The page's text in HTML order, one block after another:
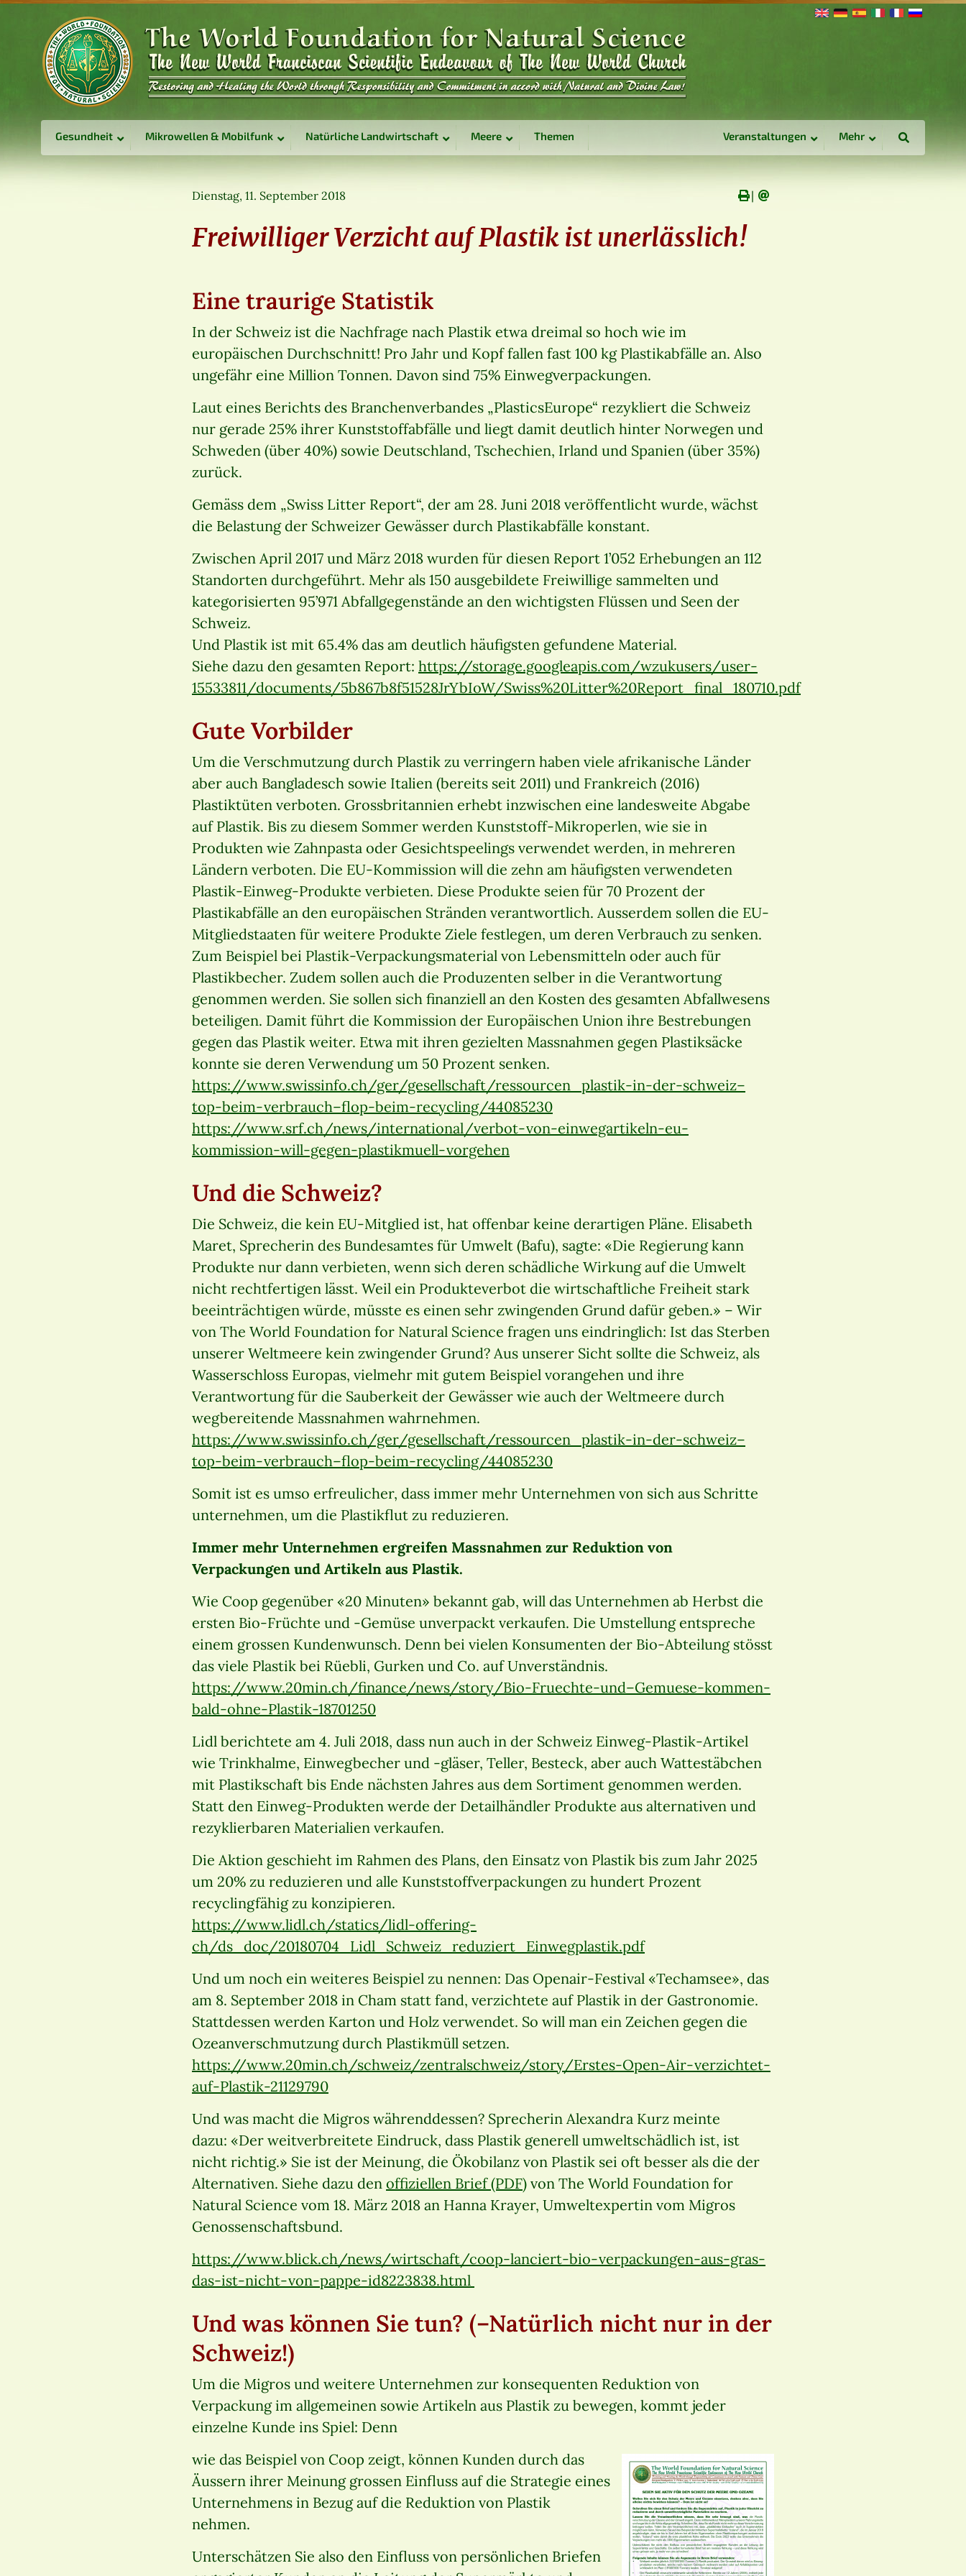
Gesundheit Mikrowellen & Mobilfunk Natürliche Landwirtschaft Meere Themen Veranstaltungen Mehr
Dienstag, 11. September 2018 ∣
Freiwilliger Verzicht auf Plastik ist unerlässlich!
Eine traurige Statistik
In der Schweiz ist die Nachfrage nach Plastik etwa dreimal so hoch wie im
europäischen Durchschnitt! Pro Jahr und Kopf fallen fast 100 kg Plastikabfälle an. Also
ungefähr eine Million Tonnen. Davon sind 75% Einwegverpackungen.
Laut eines Berichts des Branchenverbandes „PlasticsEurope“ rezykliert die Schweiz
nur gerade 25% ihrer Kunststoffabfälle und liegt damit deutlich hinter Norwegen und
Schweden (über 40%) sowie Deutschland, Tschechien, Irland und Spanien (über 35%)
zurück.
Gemäss dem „Swiss Litter Report“, der am 28. Juni 2018 veröffentlicht wurde, wächst
die Belastung der Schweizer Gewässer durch Plastikabfälle konstant.
Zwischen April 2017 und März 2018 wurden für diesen Report 1’052 Erhebungen an 112
Standorten durchgeführt. Mehr als 150 ausgebildete Freiwillige sammelten und
kategorisierten 95’971 Abfallgegenstände an den wichtigsten Flüssen und Seen der
Schweiz.
Und Plastik ist mit 65.4% das am deutlich häufigsten gefundene Material.
Siehe dazu den gesamten Report: https://storage.googleapis.com/wzukusers/user-
15533811/documents/5b867b8f51528JrYbIoW/Swiss%20Litter%20Report_final_180710.pdf
Gute Vorbilder
Um die Verschmutzung durch Plastik zu verringern haben viele afrikanische Länder
aber auch Bangladesch sowie Italien (bereits seit 2011) und Frankreich (2016)
Plastiktüten verboten. Grossbritannien erhebt inzwischen eine landesweite Abgabe
auf Plastik. Bis zu diesem Sommer werden Kunststoff-Mikroperlen, wie sie in
Produkten wie Zahnpasta oder Gesichtspeelings verwendet werden, in mehreren
Ländern verboten. Die EU-Kommission will die zehn am häufigsten verwendeten
Plastik-Einweg-Produkte verbieten. Diese Produkte seien für 70 Prozent der
Plastikabfälle an den europäischen Stränden verantwortlich. Ausserdem sollen die EU-
Mitgliedstaaten für weitere Produkte Ziele festlegen, um deren Verbrauch zu senken.
Zum Beispiel bei Plastik-Verpackungsmaterial von Lebensmitteln oder auch für
Plastikbecher. Zudem sollen auch die Produzenten selber in die Verantwortung
genommen werden. Sie sollen sich finanziell an den Kosten des gesamten Abfallwesens
beteiligen. Damit führt die Kommission der Europäischen Union ihre Bestrebungen
gegen das Plastik weiter. Etwa mit ihren gezielten Massnahmen gegen Plastiksäcke
konnte sie deren Verwendung um 50 Prozent senken.
https://www.swissinfo.ch/ger/gesellschaft/ressourcen_plastik-in-der-schweiz–
top-beim-verbrauch–flop-beim-recycling/44085230
https://www.srf.ch/news/international/verbot-von-einwegartikeln-eu-
kommission-will-gegen-plastikmuell-vorgehen
Und die Schweiz?
Die Schweiz, die kein EU-Mitglied ist, hat offenbar keine derartigen Pläne. Elisabeth
Maret, Sprecherin des Bundesamtes für Umwelt (Bafu), sagte: «Die Regierung kann
Produkte nur dann verbieten, wenn sich deren schädliche Wirkung auf die Umwelt
nicht rechtfertigen lässt. Weil ein Produkteverbot die wirtschaftliche Freiheit stark
beeinträchtigen würde, müsste es einen sehr zwingenden Grund dafür geben.» – Wir
von The World Foundation for Natural Science fragen uns eindringlich: Ist das Sterben
unserer Weltmeere kein zwingender Grund? Aus unserer Sicht sollte die Schweiz, als
Wasserschloss Europas, vielmehr mit gutem Beispiel vorangehen und ihre
Verantwortung für die Sauberkeit der Gewässer wie auch der Weltmeere durch
wegbereitende Massnahmen wahrnehmen.
https://www.swissinfo.ch/ger/gesellschaft/ressourcen_plastik-in-der-schweiz–
top-beim-verbrauch–flop-beim-recycling/44085230
Somit ist es umso erfreulicher, dass immer mehr Unternehmen von sich aus Schritte
unternehmen, um die Plastikflut zu reduzieren.
Immer mehr Unternehmen ergreifen Massnahmen zur Reduktion von
Verpackungen und Artikeln aus Plastik.
Wie Coop gegenüber «20 Minuten» bekannt gab, will das Unternehmen ab Herbst die
ersten Bio-Früchte und -Gemüse unverpackt verkaufen. Die Umstellung entspreche
einem grossen Kundenwunsch. Denn bei vielen Konsumenten der Bio-Abteilung stösst
das viele Plastik bei Rüebli, Gurken und Co. auf Unverständnis.
https://www.20min.ch/finance/news/story/Bio-Fruechte-und–Gemuese-kommen-
bald-ohne-Plastik-18701250
Lidl berichtete am 4. Juli 2018, dass nun auch in der Schweiz Einweg-Plastik-Artikel
wie Trinkhalme, Einwegbecher und -gläser, Teller, Besteck, aber auch Wattestäbchen
mit Plastikschaft bis Ende nächsten Jahres aus dem Sortiment genommen werden.
Statt den Einweg-Produkten werde der Detailhändler Produkte aus alternativen und
rezyklierbaren Materialien verkaufen.
Die Aktion geschieht im Rahmen des Plans, den Einsatz von Plastik bis zum Jahr 2025
um 20% zu reduzieren und alle Kunststoffverpackungen zu hundert Prozent
recyclingfähig zu konzipieren.
https://www.lidl.ch/statics/lidl-offering-
ch/ds_doc/20180704_Lidl_Schweiz_reduziert_Einwegplastik.pdf
Und um noch ein weiteres Beispiel zu nennen: Das Openair-Festival «Techamsee», das
am 8. September 2018 in Cham statt fand, verzichtete auf Plastik in der Gastronomie.
Stattdessen werden Karton und Holz verwendet. So will man ein Zeichen gegen die
Ozeanverschmutzung durch Plastikmüll setzen.
https://www.20min.ch/schweiz/zentralschweiz/story/Erstes-Open-Air-verzichtet-
auf-Plastik-21129790
Und was macht die Migros währenddessen? Sprecherin Alexandra Kurz meinte
dazu: «Der weitverbreitete Eindruck, dass Plastik generell umweltschädlich ist, ist
nicht richtig.» Sie ist der Meinung, die Ökobilanz von Plastik sei oft besser als die der
Alternativen. Siehe dazu den offiziellen Brief (PDF) von The World Foundation for
Natural Science vom 18. März 2018 an Hanna Krayer, Umweltexpertin vom Migros
Genossenschaftsbund.
https://www.blick.ch/news/wirtschaft/coop-lanciert-bio-verpackungen-aus-gras-
das-ist-nicht-von-pappe-id8223838.html
Und was können Sie tun? (–Natürlich nicht nur in der
Schweiz!)
Um die Migros und weitere Unternehmen zur konsequenten Reduktion von
Verpackung im allgemeinen sowie Artikeln aus Plastik zu bewegen, kommt jeder
einzelne Kunde ins Spiel: Denn
wie das Beispiel von Coop zeigt, können Kunden durch das
Äussern ihrer Meinung grossen Einfluss auf die Strategie eines
Unternehmens in Bezug auf die Reduktion von Plastik
nehmen.
Unterschätzen Sie also den Einfluss von persönlichen Briefen